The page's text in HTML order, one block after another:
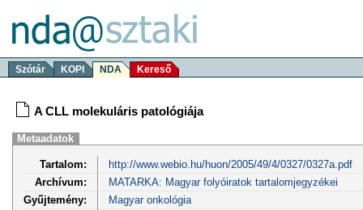
Szótár KOPI NDA Kereső
A CLL molekuláris patológiája
Metaadatok
Tartalom:
http://www.webio.hu/huon/2005/49/4/0327/0327a.pdf
Archívum:
MATARKA: Magyar folyóiratok tartalomjegyzékei
Gyűjtemény:
Magyar onkológia